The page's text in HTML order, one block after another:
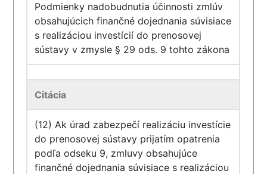
Podmienky nadobudnutia účinnosti zmlúv
obsahujúcich finančné dojednania súvisiace
s realizáciou investícií do prenosovej
sústavy v zmysle § 29 ods. 9 tohto zákona
Citácia
(12) Ak úrad zabezpečí realizáciu investície
do prenosovej sústavy prijatím opatrenia
podľa odseku 9, zmluvy obsahujúce
finančné dojednania súvisiace s realizáciou